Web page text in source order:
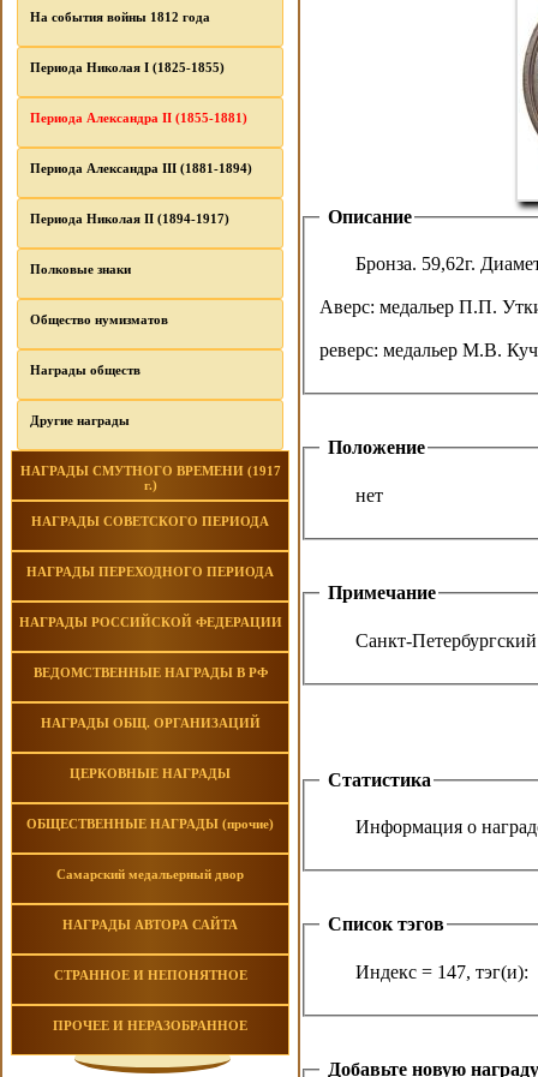
На события войны 1812 года
Периода Николая I (1825-1855)
Периода Александра II (1855-1881)
Периода Александра III (1881-1894)
Периода Николая II (1894-1917)
Полковые знаки
Общество нумизматов
Награды обществ
Другие награды
НАГРАДЫ СМУТНОГО ВРЕМЕНИ (1917
г.)
НАГРАДЫ СОВЕТСКОГО ПЕРИОДА
НАГРАДЫ ПЕРЕХОДНОГО ПЕРИОДА
НАГРАДЫ РОССИЙСКОЙ ФЕДЕРАЦИИ
ВЕДОМСТВЕННЫЕ НАГРАДЫ В РФ
НАГРАДЫ ОБЩ. ОРГАНИЗАЦИЙ
ЦЕРКОВНЫЕ НАГРАДЫ
ОБЩЕСТВЕННЫЕ НАГРАДЫ (прочие)
Самарский медальерный двор
НАГРАДЫ АВТОРА САЙТА
СТРАННОЕ И НЕПОНЯТНОЕ
ПРОЧЕЕ И НЕРАЗОБРАННОЕ
Описание
Бронза. 59,62г.
Аверс: медальер П.П.
реверс: медальер М.В.
Положение
нет
Примечание
Санкт-
Статистика
Информация о
Список тэгов
Индекс = 147, тэг(и):
Добавьте новую награду